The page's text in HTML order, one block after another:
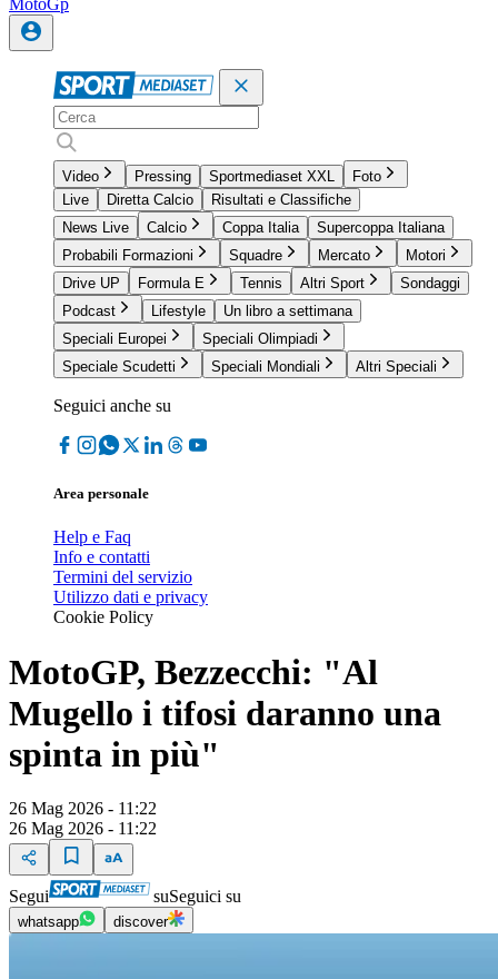
MotoGp
Video Pressing Sportmediaset XXL
Foto
Live
Diretta Calcio
Risultati e Classifiche
News Live
Calcio Coppa Italia
Supercoppa Italiana
Probabili Formazioni
Squadre Mercato
Motori
Drive UP
Formula E Tennis Altri Sport
Sondaggi
Podcast
Lifestyle
Un libro a settimana
Speciali Europei
Speciali Olimpiadi
Speciale Scudetti
Speciali Mondiali Altri Speciali
Seguici anche su
Area personale
Help e Faq
Info e contatti
Termini del servizio
Utilizzo dati e privacy
Cookie Policy
MotoGP, Bezzecchi: "Al
Mugello i tifosi daranno una
spinta in più"
26 Mag 2026 - 11:22
26 Mag 2026 - 11:22
Segui suSeguici su
whatsapp discover